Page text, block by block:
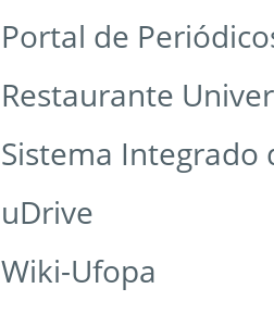
Portal de
Restaurante
Sistema Integrado
uDrive
Wiki-Ufopa